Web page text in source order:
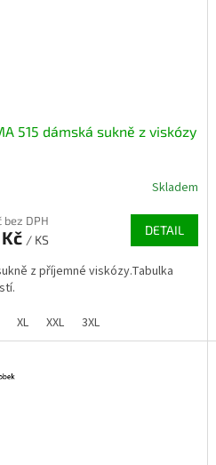
515 dámská sukně z viskózy
Skladem
bez DPH
/ KS
DETAIL
z příjemné viskózy.Tabulka
XL XXL 3XL